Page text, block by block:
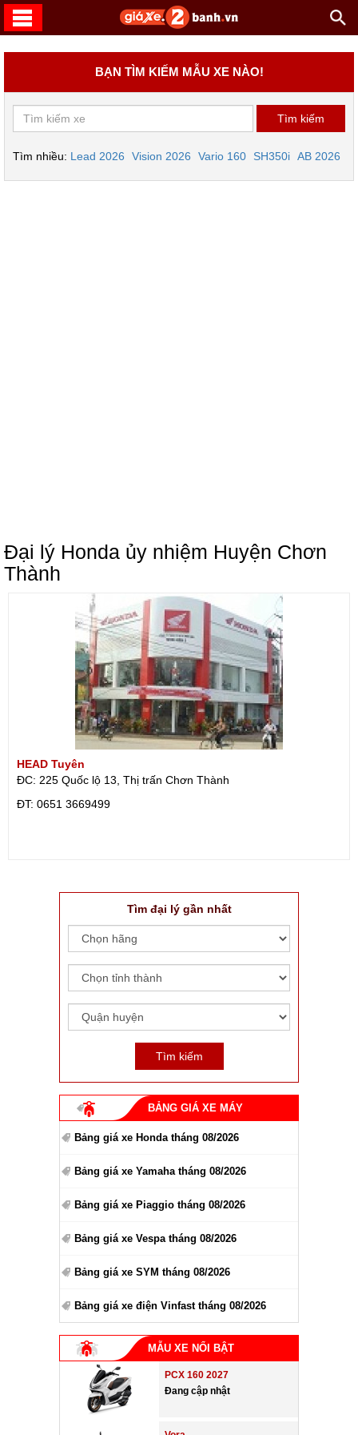
BẠN TÌM KIẾM MẪU XE NÀO!
Tìm nhiều: Lead 2026 Vision 2026 Vario 160 SH350i AB 2026
Đại lý Honda ủy nhiệm Huyện Chơn
Thành
HEAD Tuyên
ĐC: 225 Quốc lộ 13, Thị trấn Chơn Thành
ÐT: 0651 3669499
Tìm đại lý gần nhất
BẢNG GIÁ XE MÁY
Bảng giá xe Honda tháng 08/2026
Bảng giá xe Yamaha tháng 08/2026
Bảng giá xe Piaggio tháng 08/2026
Bảng giá xe Vespa tháng 08/2026
Bảng giá xe SYM tháng 08/2026
Bảng giá xe điện Vinfast tháng 08/2026
MẪU XE NỔI BẬT
PCX 160 2027
Đang cập nhật